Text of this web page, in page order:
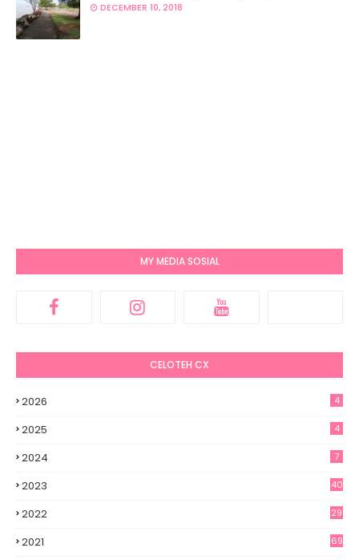
DECEMBER 10, 2018
MY MEDIA SOSIAL
CELOTEH CX
2026 4
2025 4
2024 7
2023 40
2022 29
2021 69